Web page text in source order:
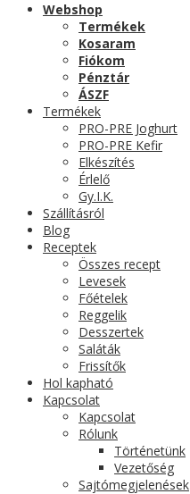
Webshop
Termékek
Kosaram
Fiókom
Pénztár
ÁSZF
Termékek
PRO-PRE Joghurt
PRO-PRE Kefir
Elkészítés
Érlelő
Gy.I.K.
Szállításról
Blog
Receptek
Összes recept
Levesek
Főételek
Reggelik
Desszertek
Saláták
Frissítők
Hol kapható
Kapcsolat
Kapcsolat
Rólunk
Történetünk
Vezetőség
Sajtómegjelenések